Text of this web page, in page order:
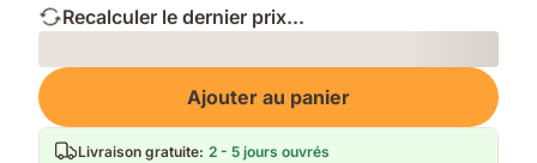
Recalculer le dernier prix...
Loading
Ajouter au panier
Livraison gratuite: 2 - 5 jours ouvrés